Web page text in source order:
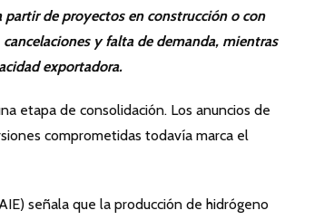
de proyectos en construcción o con
y falta de demanda, mientras
exportadora.
etapa de consolidación. Los anuncios de
comprometidas todavía marca el
señala que la producción de hidrógeno